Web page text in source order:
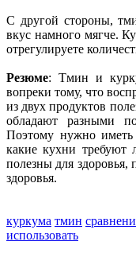
С другой стороны,
вкус намного мягче.
отрегулируете
Резюме: Тмин и
вопреки тому, что
из двух продуктов
обладают разными
Поэтому нужно иметь
какие кухни
полезны для здоровья,
здоровья.
куркума тмин
использовать